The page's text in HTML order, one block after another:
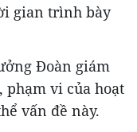
gian trình bày
Đoàn giám
phạm vi của hoạt
vấn đề này.